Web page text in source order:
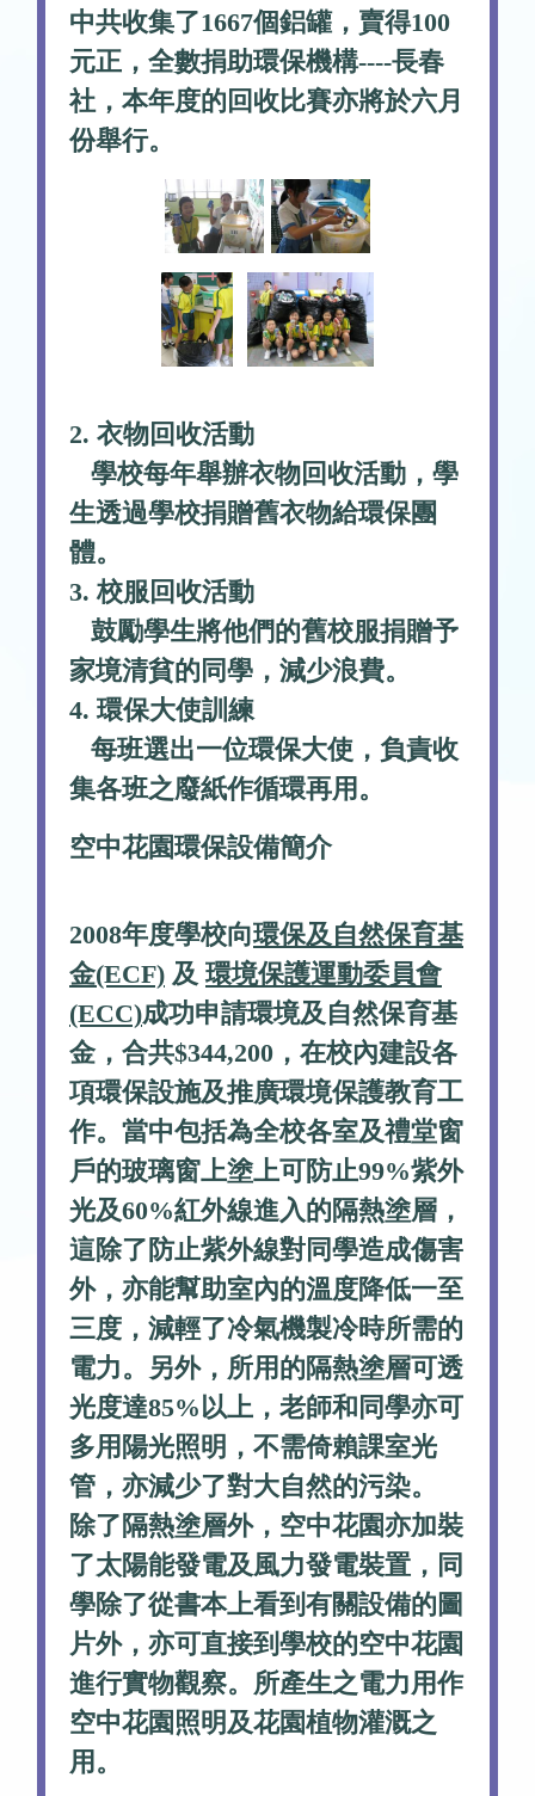
中共收集了1667個鋁罐，賣得100
元正，全數捐助環保機構----長春
社，本年度的回收比賽亦將於六月
份舉行。
2. 衣物回收活動
學校每年舉辦衣物回收活動，學
生透過學校捐贈舊衣物給環保團
體。
3. 校服回收活動
鼓勵學生將他們的舊校服捐贈予
家境清貧的同學，減少浪費。
4. 環保大使訓練
每班選出一位環保大使，負責收
集各班之廢紙作循環再用。
空中花園環保設備簡介
2008年度學校向環保及自然保育基
金(ECF) 及 環境保護運動委員會
(ECC)成功申請環境及自然保育基
金，合共$344,200，在校內建設各
項環保設施及推廣環境保護教育工
作。當中包括為全校各室及禮堂窗
戶的玻璃窗上塗上可防止99%紫外
光及60%紅外線進入的隔熱塗層，
這除了防止紫外線對同學造成傷害
外，亦能幫助室內的溫度降低一至
三度，減輕了冷氣機製冷時所需的
電力。另外，所用的隔熱塗層可透
光度達85%以上，老師和同學亦可
多用陽光照明，不需倚賴課室光
管，亦減少了對大自然的污染。
除了隔熱塗層外，空中花園亦加裝
了太陽能發電及風力發電裝置，同
學除了從書本上看到有關設備的圖
片外，亦可直接到學校的空中花園
進行實物觀察。所產生之電力用作
空中花園照明及花園植物灌溉之
用。